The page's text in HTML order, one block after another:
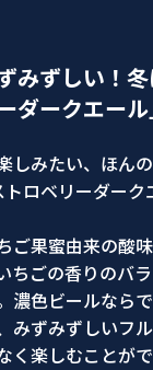
みずしい！
ダークエール
しみたい、ほん
トロベリーダー
ご果蜜由来の酸
ちごの香りのバ
濃色ビールなら
みずみずしいフ
楽しむことがで